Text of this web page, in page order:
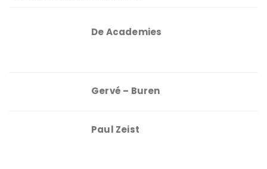
De Academies
Gervé – Buren
Paul Zeist